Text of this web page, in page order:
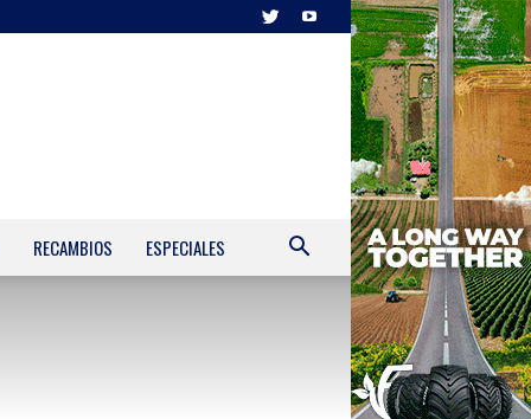
RECAMBIOS ESPECIALES